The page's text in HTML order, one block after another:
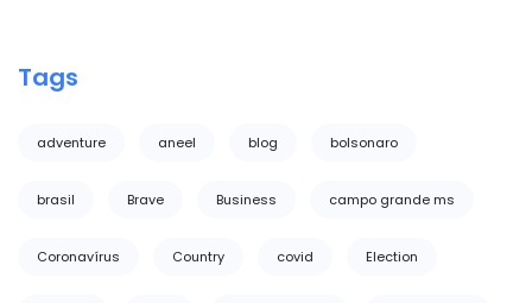
Tags
adventure aneel blog bolsonaro
brasil Brave Business campo grande ms
Coronavírus Country covid Election